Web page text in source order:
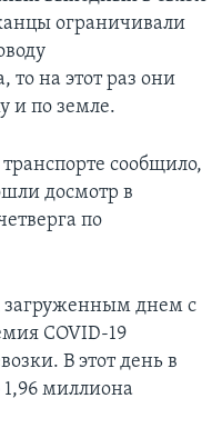
ограничивали
то на этот раз они
и по земле.
сообщило,
досмотр в
по
загруженным днем с
COVID-19
В этот день в
миллиона